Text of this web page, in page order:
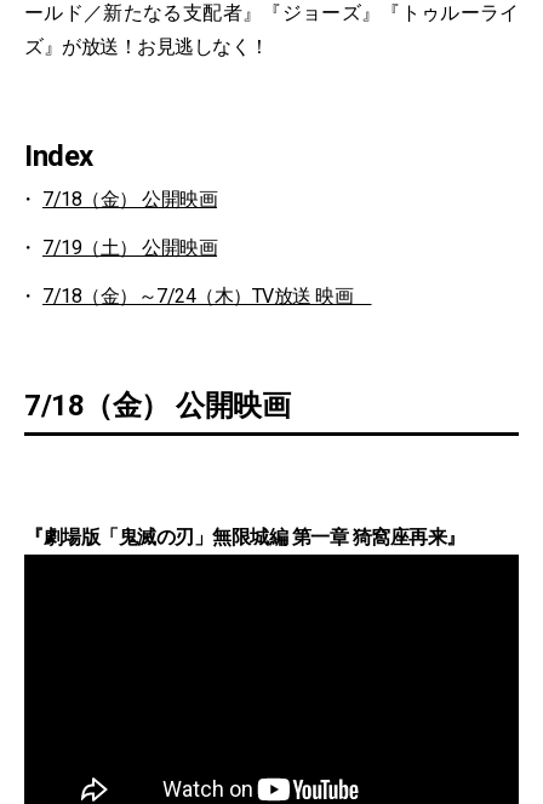
ールド／新たなる支配者』『ジョーズ』『トゥルーライ
ズ』が放送！お見逃しなく！
Index
7/18（金） 公開映画
7/19（土） 公開映画
7/18（金）～7/24（木）TV放送 映画
7/18（金） 公開映画
『劇場版「鬼滅の刃」無限城編 第一章 猗窩座再来』